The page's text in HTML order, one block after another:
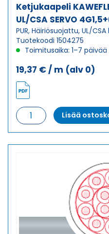
Ketjukaapeli
UL/CSA SERVO
PUR, Häiriösuojattu, UL/
Tuotekoodi 1504275
Toimitusaika: 1–7 päivää
19,37 € / m (alv 0)
Ketjukaapeli
KAWEFLEX
5288
Lisää